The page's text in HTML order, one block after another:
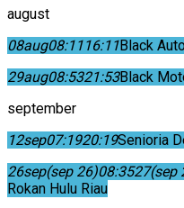
august
08aug08:1116:11Black
29aug08:5321:53Black
september
12sep07:1920:19Senioria
26sep(sep 26)08:3527(sep
Rokan Hulu Riau